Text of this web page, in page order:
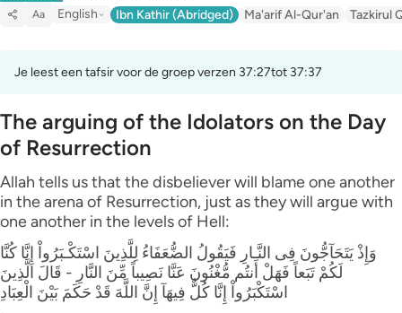
Aa English Ibn Kathir (Abridged) Ma'arif Al-Qur'an Tazkirul
Je leest een tafsir voor de groep verzen 37:27tot 37:37
The arguing of the Idolators on the Day
of Resurrection
Allah tells us that the disbeliever will blame one another
in the arena of Resurrection, just as they will argue with
one another in the levels of Hell:
وَإِذْ يَتَحَآجُّونَ فِى النَّـارِ فَيَقُولُ الضُّعَفَاءُ لِلَّذِينَ اسْتَكْـبَرُواْ إِنَّا كُنَّا
لَكُمْ تَبَعاً فَهَلْ أَنتُم مُّغْنُونَ عَنَّا نَصِيباً مِّنَ النَّارِ - قَالَ الَّذِينَ
اسْتَكْبَرُواْ إِنَّا كُلٌّ فِيهَآ إِنَّ اللَّهَ قَدْ حَكَمَ بَيْنَ الْعِبَادِ